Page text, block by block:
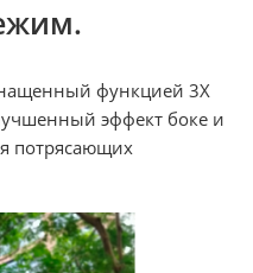
функцией 3X
эффект боке и
потрясающих